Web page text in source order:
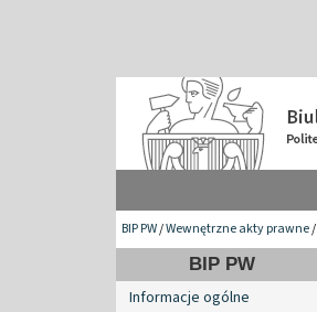
BIP PW/Wewnętrzne akty prawne/
BIP PW
Informacje ogólne